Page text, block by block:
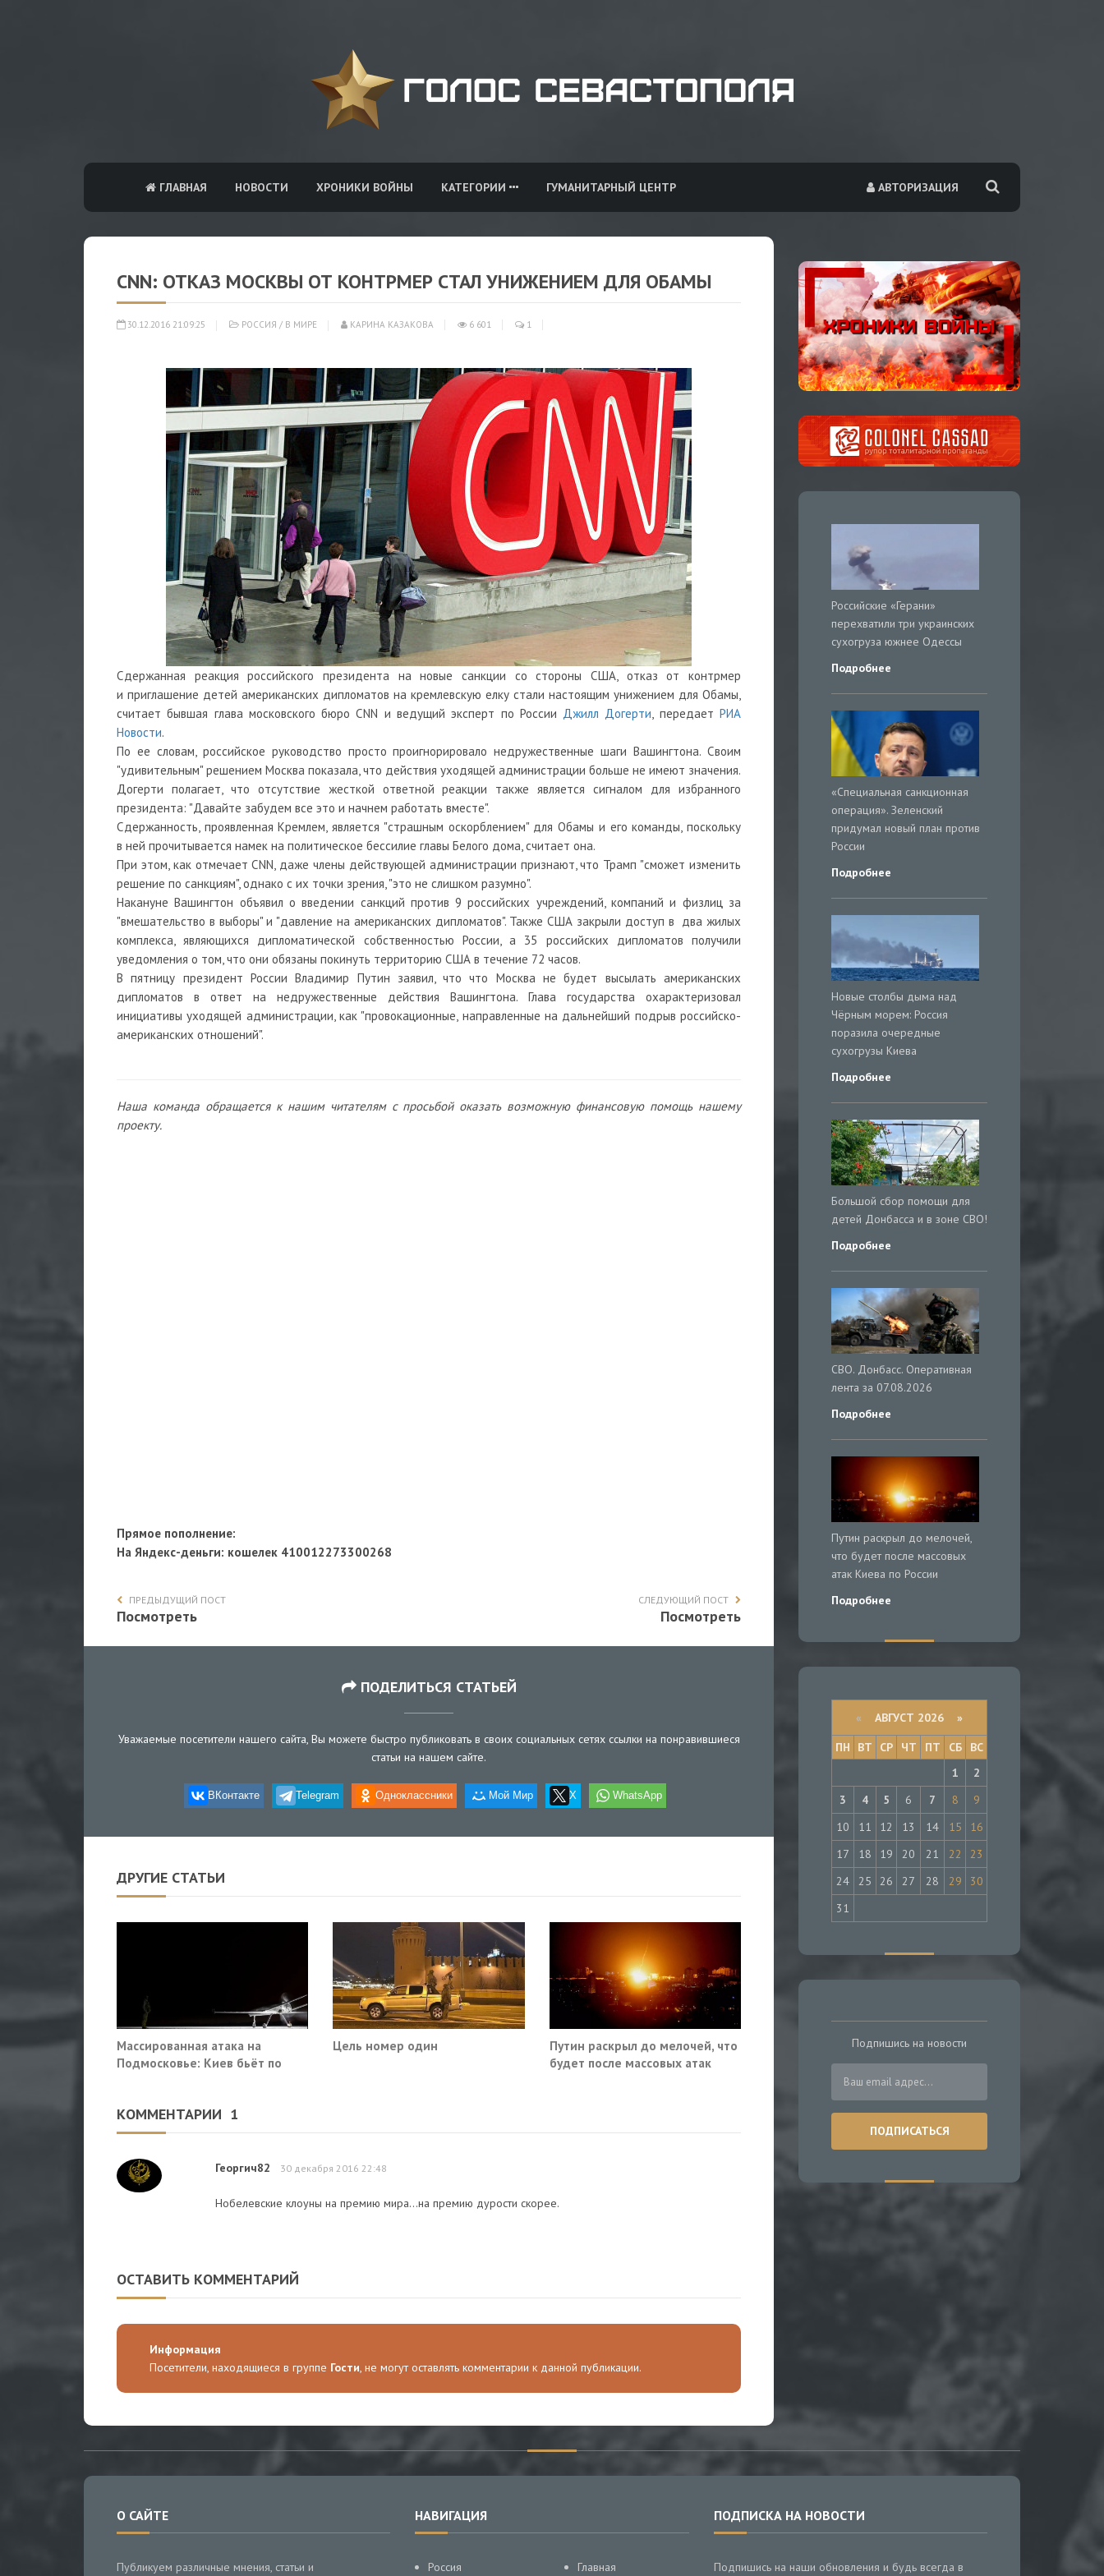
АВТОРИЗАЦИЯ
ГЛАВНАЯ НОВОСТИ ХРОНИКИ ВОЙНЫ КАТЕГОРИИ ГУМАНИТАРНЫЙ ЦЕНТР
CNN: ОТКАЗ МОСКВЫ ОТ КОНТРМЕР СТАЛ УНИЖЕНИЕМ ДЛЯ ОБАМЫ
30.12.2016 21:09:25 РОССИЯ / В МИРЕ КАРИНА КАЗАКОВА 6 601 1
Сдержанная реакция российского президента на новые санкции со стороны США, отказ от контрмер
и приглашение детей американских дипломатов на кремлевскую елку стали настоящим унижением для Обамы,
считает бывшая глава московского бюро CNN и ведущий эксперт по России Джилл Догерти, передаетРИА
Новости.
По ее словам, российское руководство просто проигнорировало недружественные шаги Вашингтона. Своим
"удивительным" решением Москва показала, что действия уходящей администрации больше не имеют значения.
Догерти полагает, что отсутствие жесткой ответной реакции также является сигналом для избранного
президента: "Давайте забудем все это и начнем работать вместе".
Сдержанность, проявленная Кремлем, является "страшным оскорблением" для Обамы и его команды, поскольку
в ней прочитывается намек на политическое бессилие главы Белого дома, считает она.
При этом, как отмечает CNN, даже члены действующей администрации признают, что Трамп "сможет изменить
решение по санкциям", однако с их точки зрения, "это не слишком разумно".
Накануне Вашингтон объявил о введении санкций против 9 российских учреждений, компаний и физлиц за
"вмешательство в выборы" и "давление на американских дипломатов". Также США закрыли доступ в два жилых
комплекса, являющихся дипломатической собственностью России, а 35 российских дипломатов получили
уведомления о том, что они обязаны покинуть территорию США в течение 72 часов.
В пятницу президент России Владимир Путин заявил, что что Москва не будет высылать американских
дипломатов в ответ на недружественные действия Вашингтона. Глава государства охарактеризовал
инициативы уходящей администрации, как "провокационные, направленные на дальнейший подрыв российско-
американских отношений".
Наша команда обращается к нашим читателям с просьбой оказать возможную финансовую помощь нашему
проекту.
Прямое пополнение:
На Яндекс-деньги: кошелек 410012273300268
ПРЕДЫДУЩИЙ ПОСТ
Посмотреть
СЛЕДУЮЩИЙ ПОСТ
Посмотреть
ПОДЕЛИТЬСЯ СТАТЬЕЙ
Уважаемые посетители нашего сайта, Вы можете быстро публиковать в своих социальных сетях ссылки на понравившиеся
статьи на нашем сайте.
ВКонтакте Telegram Одноклассники Мой Мир X WhatsApp
ДРУГИЕ СТАТЬИ
Массированная атака на
Подмосковье: Киев бьёт по
Цель номер один
Путин раскрыл до мелочей, что
будет после массовых атак
КОММЕНТАРИИ 1
Георгич82 30 декабря 2016 22:48
Нобелевские клоуны на премию мира...на премию дурости скорее.
ОСТАВИТЬ КОММЕНТАРИЙ
Информация
Посетители, находящиеся в группе Гости, не могут оставлять комментарии к данной публикации.
Российские «Герани»
перехватили три украинских
сухогруза южнее Одессы
Подробнее
«Специальная санкционная
операция». Зеленский
придумал новый план против
России
Подробнее
Новые столбы дыма над
Чёрным морем: Россия
поразила очередные
сухогрузы Киева
Подробнее
Большой сбор помощи для
детей Донбасса и в зоне СВО!
Подробнее
СВО. Донбасс. Оперативная
лента за 07.08.2026
Подробнее
Путин раскрыл до мелочей,
что будет после массовых
атак Киева по России
Подробнее
« АВГУСТ 2026 »
ПН
ВТ СР ЧТ ПТ СБ
ВС
1
2
3
4 5 6 7 8
9
10
11 12 13 14 15
16
17
18 19 20 21 22
23
24
25 26 27 28 29
30
31
Подпишись на новости
О САЙТЕ
Публикуем различные мнения, статьи и
НАВИГАЦИЯ
Россия Главная
ПОДПИСКА НА НОВОСТИ
Подпишись на наши обновления и будь всегда в